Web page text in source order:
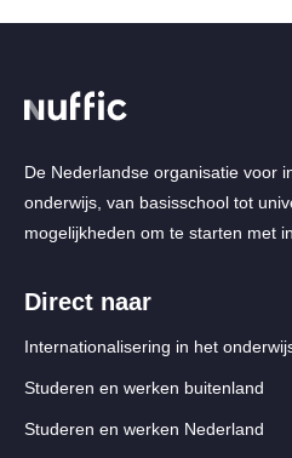
De Nederlandse organisatie voor
onderwijs, van basisschool tot
mogelijkheden om te starten met
Direct naar
Internationalisering in het
Studeren en werken buitenland
Studeren en werken Nederland